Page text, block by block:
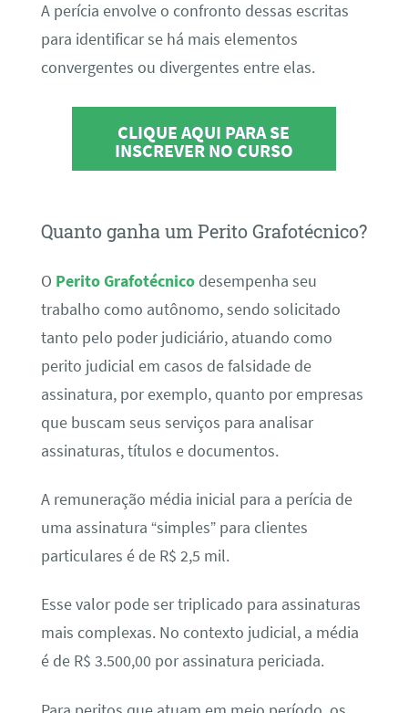
A perícia envolve o confronto dessas escritas
para identificar se há mais elementos
convergentes ou divergentes entre elas.
CLIQUE AQUI PARA SE
INSCREVER NO CURSO
Quanto ganha um Perito Grafotécnico?
O Perito Grafotécnicodesempenha seu
trabalho como autônomo, sendo solicitado
tanto pelo poder judiciário, atuando como
perito judicial em casos de falsidade de
assinatura, por exemplo, quanto por empresas
que buscam seus serviços para analisar
assinaturas, títulos e documentos.
A remuneração média inicial para a perícia de
uma assinatura “simples” para clientes
particulares é de R$ 2,5 mil.
Esse valor pode ser triplicado para assinaturas
mais complexas. No contexto judicial, a média
é de R$ 3.500,00 por assinatura periciada.